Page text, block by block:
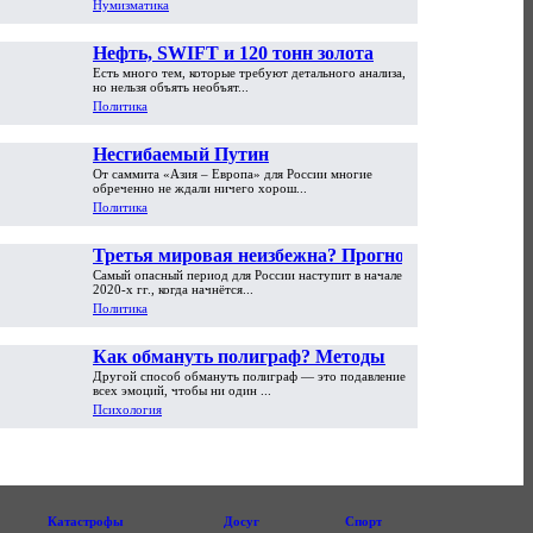
Нумизматика
Нефть, SWIFT и 120 тонн золота
Есть много тем, которые требуют детального анализа,
но нельзя объять необъят...
Политика
Несгибаемый Путин
От саммита «Азия – Европа» для России многие
обреченно не ждали ничего хорош...
Политика
Третья мировая неизбежна? Прогноз
Сергея Глазьева
Самый опасный период для России наступит в начале
2020-х гг., когда начнётся...
Политика
Как обмануть полиграф? Методы
противодействия. Часть вторая
Другой способ обмануть полиграф — это подавление
всех эмоций, чтобы ни один ...
Психология
Катастрофы Досуг Спорт